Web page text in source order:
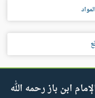
ابن باز رحمه الله